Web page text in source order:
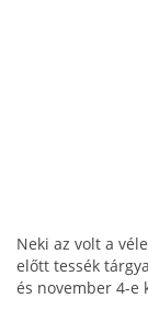
Neki az volt a
előtt tessék
és november 4-e